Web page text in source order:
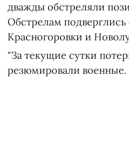
дважды обстреляли
Обстрелам подверглись
Красногоровки и
"За текущие сутки
резюмировали военные.